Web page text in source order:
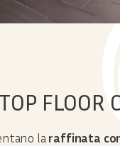
FLOOR
la raffinata